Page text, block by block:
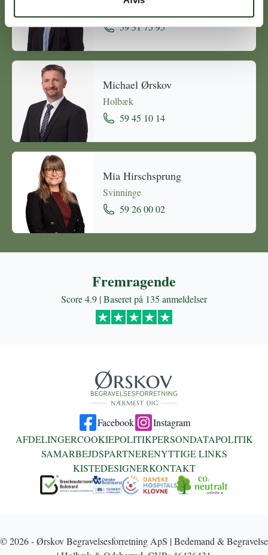
59 31 75 95
Michael Ørskov
Holbæk
59 45 10 14
Mia Hirschsprung
Svinninge
59 26 00 02
Fremragende
Score 4.9 | Baseret på 135 anmeldelser
Facebook
Instagram
AFDELINGERCOOKIEPOLITIKPERSONDATAPOLITIK
SAMARBEJDSPARTNERENYTTIGE LINKS
KISTEDESIGNERKONTAKT
© 2026 - Ørskov Begravelsesforretning ApS | Bedemand & Begravelse